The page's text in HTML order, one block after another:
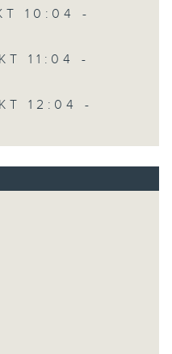
10:04 -
11:04 -
12:04 -